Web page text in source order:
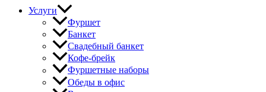
Услуги
Фуршет
Банкет
Свадебный банкет
Кофе-брейк
Фуршетные наборы
Обеды в офис